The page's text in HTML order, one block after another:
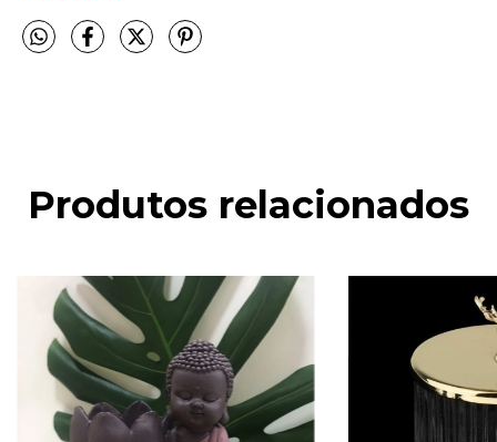
Produtos relacionados